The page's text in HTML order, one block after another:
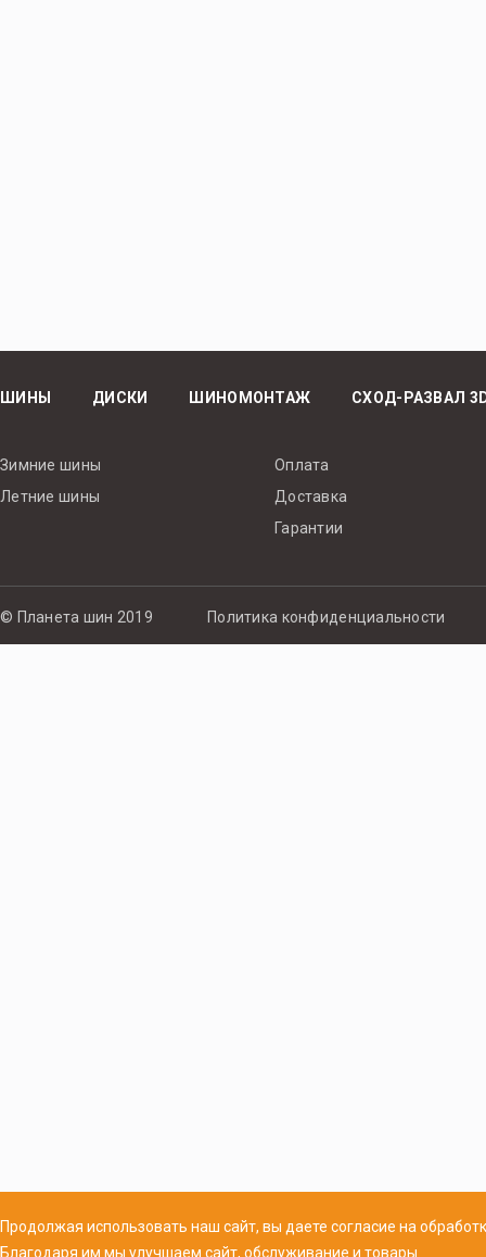
ШИНЫ ДИСКИ ШИНОМОНТАЖ СХОД-РАЗВАЛ
Зимние шины
Летние шины
Оплата
Доставка
Гарантии
© Планета шин 2019 Политика конфиденциальности
Продолжая использовать наш сайт, вы даете согласие на
Благодаря им мы улучшаем сайт, обслуживание и товары.